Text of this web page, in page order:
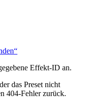
Effekt-ID an.
das Preset nicht
404-Fehler zurück.